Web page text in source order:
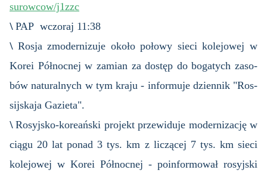
surowcow/j1zzc
\ PAP wczoraj 11:38
\ Rosja zmo­der­ni­zu­je około po­ło­wy sieci ko­le­jo­wej w
Korei Pół­noc­nej w za­mian za do­stęp do bo­ga­tych za­so­
bów na­tu­ral­nych w tym kraju - in­for­mu­je dzien­nik "Ros­
sij­ska­ja Ga­zie­ta".
\Ro­syj­sko-ko­re­ań­ski pro­jekt prze­wi­du­je mo­der­ni­za­cję w
ciągu 20 lat ponad 3 tys. km z li­czą­cej 7 tys. km sieci
ko­le­jo­wej w Korei Pół­noc­nej - po­in­for­mo­wał ro­syj­ski